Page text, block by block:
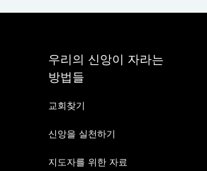
우리의 신앙이 자라는
방법들
교회찾기
신앙을 실천하기
지도자를 위한 자료